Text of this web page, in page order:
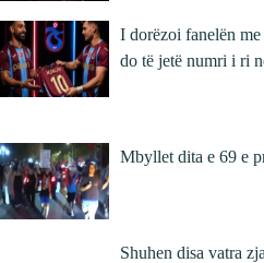
I dorëzoi fanelën
do të jetë numri i ri
Mbyllet dita e 69 e
Shuhen disa vatra